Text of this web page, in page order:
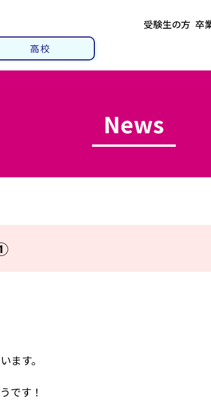
高校
受験生の方 卒
News
ます。
です！